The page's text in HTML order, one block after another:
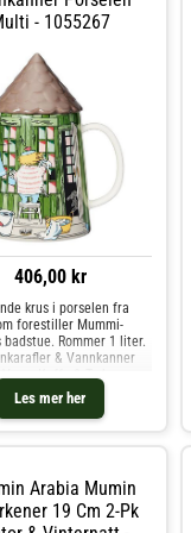
tilbake til Mummidalen.
serie slik at du får en
som passer til
og fest. Muggen er
i flere varianter. Kjøp
& Vannkanner og
Kaffe & Te hos Royal
- 1055267
406,00 kr
Les mer her
krus i porselen fra
forestiller Mummi-
Rommer 1 liter.
& Vannkanner
Vann, Kaffe & Te hos
Arabia Mumin
19 Cm 2-Pk